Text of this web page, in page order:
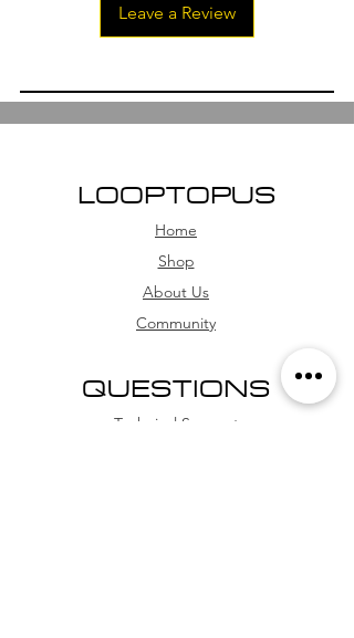
Leave a Review
LOOPTOPUS
Home
Shop
About Us
Community
QUESTIONS
Technical Support